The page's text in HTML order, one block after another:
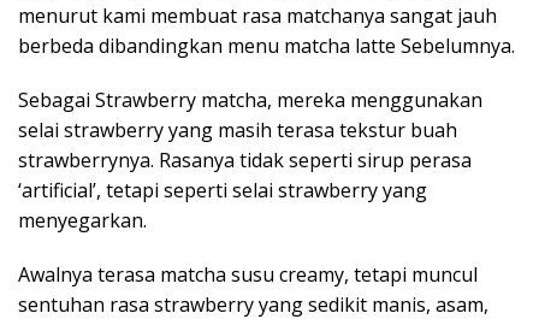
menurut kami membuat rasa matchanya sangat jauh
berbeda dibandingkan menu matcha latte Sebelumnya.
Sebagai Strawberry matcha, mereka menggunakan
selai strawberry yang masih terasa tekstur buah
strawberrynya. Rasanya tidak seperti sirup perasa
‘artificial’, tetapi seperti selai strawberry yang
menyegarkan.
Awalnya terasa matcha susu creamy, tetapi muncul
sentuhan rasa strawberry yang sedikit manis, asam,